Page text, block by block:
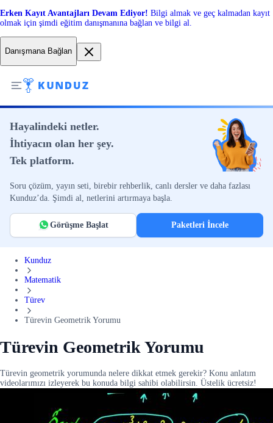
Erken Kayıt Avantajları Devam Ediyor! Bilgi almak ve geç kalmadan kayıt
olmak için şimdi eğitim danışmanına bağlan ve bilgi al.
Danışmana Bağlan
Hayalindeki netler.
İhtiyacın olan her şey.
Tek platform.
Soru çözüm, yayın seti, birebir rehberlik, canlı dersler ve daha fazlası
Kunduz’da. Şimdi al, netlerini artırmaya başla.
Görüşme Başlat Paketleri İncele
Kunduz
Matematik
Türev
Türevin Geometrik Yorumu
Türevin Geometrik Yorumu
Türevin geometrik yorumunda nelere dikkat etmek gerekir? Konu anlatım
videolarımızı izleyerek bu konuda bilgi sahibi olabilirsin. Üstelik ücretsiz!